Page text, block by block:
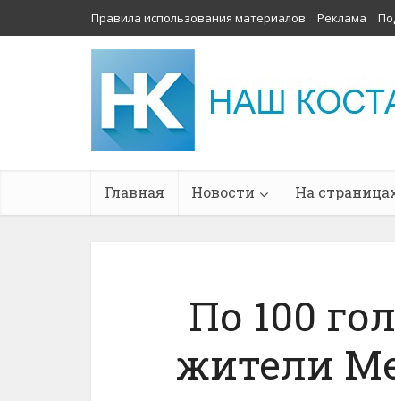
Правила использования материалов Реклама
Главная Новости На
По 100
жители